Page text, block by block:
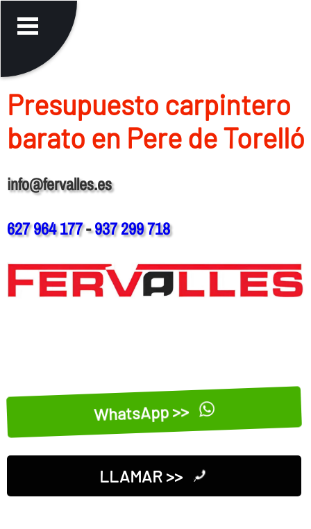
Presupuesto carpintero
barato en Pere de Torelló
info@fervalles.es
627 964 177-937 299 718
WhatsApp >>
LLAMAR >>